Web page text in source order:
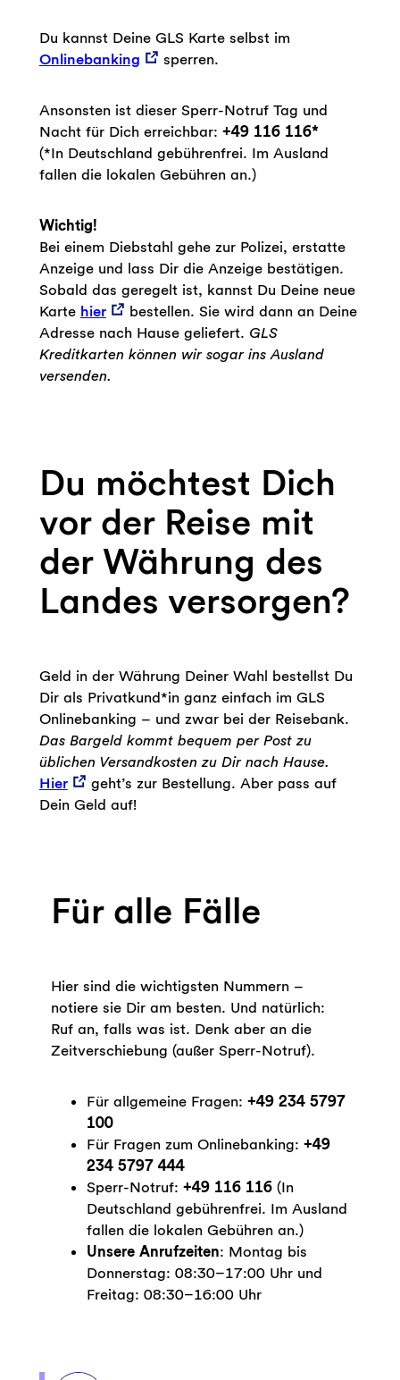
Du kannst Deine GLS Karte selbst im
Onlinebanking
sperren.
Ansonsten ist dieser Sperr-Notruf Tag und
Nacht für Dich erreichbar: +49 116 116*
(*In Deutschland gebührenfrei. Im Ausland
fallen die lokalen Gebühren an.)
Wichtig!
Bei einem Diebstahl gehe zur Polizei, erstatte
Anzeige und lass Dir die Anzeige bestätigen.
Sobald das geregelt ist, kannst Du Deine neue
Karte hier
bestellen. Sie wird dann an Deine
Adresse nach Hause geliefert. GLS
Kreditkarten können wir sogar ins Ausland
versenden.
Du möchtest Dich
vor der Reise mit
der Währung des
Landes versorgen?
Geld in der Währung Deiner Wahl bestellst Du
Dir als Privatkund*in ganz einfach im GLS
Onlinebanking – und zwar bei der Reisebank.
Das Bargeld kommt bequem per Post zu
üblichen Versandkosten zu Dir nach Hause.
Hier
geht’s zur Bestellung. Aber pass auf
Dein Geld auf!
Für alle Fälle
Hier sind die wichtigsten Nummern –
notiere sie Dir am besten. Und natürlich:
Ruf an, falls was ist. Denk aber an die
Zeitverschiebung (außer Sperr-Notruf).
Für allgemeine Fragen:+49 234 5797
100
Für Fragen zum Onlinebanking: +49
234 5797 444
Sperr-Notruf:+49 116 116(In
Deutschland gebührenfrei. Im Ausland
fallen die lokalen Gebühren an.)
Unsere Anrufzeiten: Montag bis
Donnerstag: 08:30–17:00 Uhr und
Freitag: 08:30–16:00 Uhr